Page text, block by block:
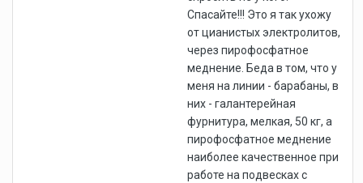
Спасайте!!! Это я так ухожу
от цианистых электролитов,
через пирофосфатное
меднение. Беда в том, что у
меня на линии - барабаны, в
них - галантерейная
фурнитура, мелкая, 50 кг, а
пирофосфатное меднение
наиболее качественное при
работе на подвесках с